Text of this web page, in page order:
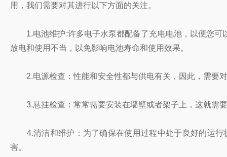
用，我们需要对其进行以下方面的关注。
1.电池维护:许多电子水泵都配备了充电电池，以便您可
放电和使用不当，以免影响电池寿命和使用效果。
2.电源检查：性能和安全性都与供电有关，因此，需要对
3.悬挂检查：常常需要安装在墙壁或者架子上，这就需要
4.清洁和维护：为了确保在使用过程中处于良好的运行
害。